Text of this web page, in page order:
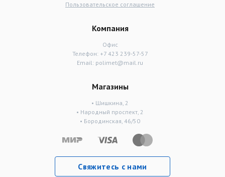
Пользовательское соглашение
Компания
Офис
Телефон: +7 423 239-57-57
Email: polimet@mail.ru
Магазины
• Шишкина, 2
• Народный проспект, 2
• Бородинская, 46/50
Свяжитесь с нами